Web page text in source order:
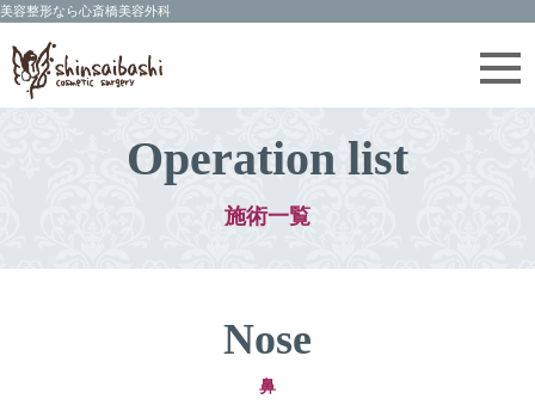
Operation list
施術一覧
Nose
鼻